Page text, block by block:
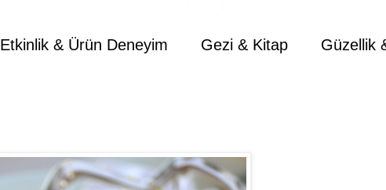
Etkinlik & Ürün Deneyim Gezi & Kitap Güzellik